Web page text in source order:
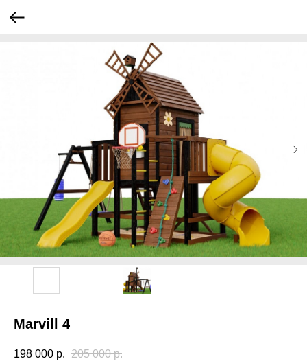
Marvill 4
198 000 р. 205 000 р.